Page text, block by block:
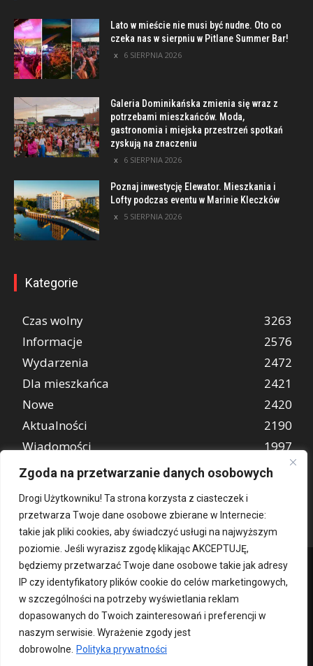
Zgoda na przetwarzanie danych osobowych
Drogi Użytkowniku! Ta strona korzysta z ciasteczek i
przetwarza Twoje dane osobowe zbierane w Internecie:
takie jak pliki cookies, aby świadczyć usługi na najwyższym
poziomie. Jeśli wyrazisz zgodę klikając AKCEPTUJĘ,
będziemy przetwarzać Twoje dane osobowe takie jak adresy
IP czy identyfikatory plików cookie do celów marketingowych,
w szczególności na potrzeby wyświetlania reklam
dopasowanych do Twoich zainteresowań i preferencji w
naszym serwisie. Wyrażenie zgody jest
dobrowolne.
Polityka prywatności
Lato w mieście nie musi być nudne. Oto co
czeka nas w sierpniu w Pitlane Summer Bar!
6 SIERPNIA 2026
Galeria Dominikańska zmienia się wraz z
potrzebami mieszkańców. Moda,
gastronomia i miejska przestrzeń spotkań
zyskują na znaczeniu
6 SIERPNIA 2026
Poznaj inwestycję Elewator. Mieszkania i
Lofty podczas eventu w Marinie Kleczków
5 SIERPNIA 2026
Kategorie
Czas wolny
3263
Informacje
2576
Wydarzenia
2472
Dla mieszkańca
2421
Nowe
2420
Aktualności
2190
Wiadomości
1997
REKLAMA
849
Kontakt O nas Patronat medialny